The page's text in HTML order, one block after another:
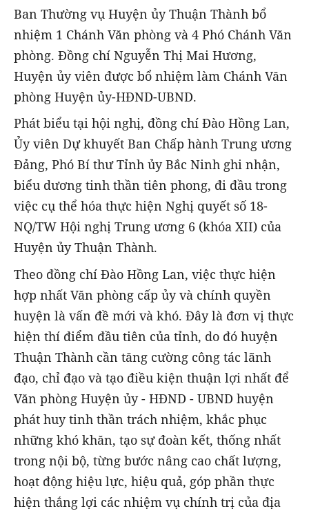
Ban Thường vụ Huyện ủy Thuận Thành bổ
nhiệm 1 Chánh Văn phòng và 4 Phó Chánh Văn
phòng. Đồng chí Nguyễn Thị Mai Hương,
Huyện ủy viên được bổ nhiệm làm Chánh Văn
phòng Huyện ủy-HĐND-UBND.
Phát biểu tại hội nghị, đồng chí Đào Hồng Lan,
Ủy viên Dự khuyết Ban Chấp hành Trung ương
Đảng, Phó Bí thư Tỉnh ủy Bắc Ninh ghi nhận,
biểu dương tinh thần tiên phong, đi đầu trong
việc cụ thể hóa thực hiện Nghị quyết số 18-
NQ/TW Hội nghị Trung ương 6 (khóa XII) của
Huyện ủy Thuận Thành.
Theo đồng chí Đào Hồng Lan, việc thực hiện
hợp nhất Văn phòng cấp ủy và chính quyền
huyện là vấn đề mới và khó. Đây là đơn vị thực
hiện thí điểm đầu tiên của tỉnh, do đó huyện
Thuận Thành cần tăng cường công tác lãnh
đạo, chỉ đạo và tạo điều kiện thuận lợi nhất để
Văn phòng Huyện ủy - HĐND - UBND huyện
phát huy tinh thần trách nhiệm, khắc phục
những khó khăn, tạo sự đoàn kết, thống nhất
trong nội bộ, từng bước nâng cao chất lượng,
hoạt động hiệu lực, hiệu quả, góp phần thực
hiện thắng lợi các nhiệm vụ chính trị của địa